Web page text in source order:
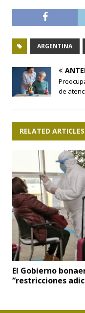
ARGENTINA
de
RELATED ARTICLES
El Gobierno
“restricciones